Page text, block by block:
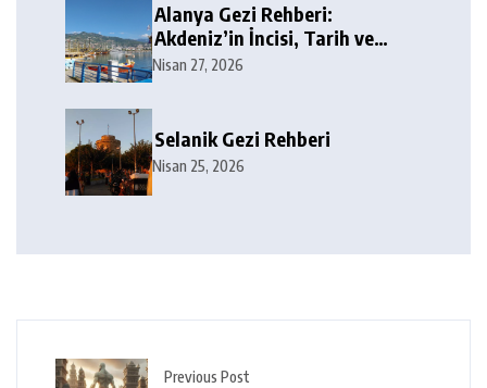
Alanya Gezi Rehberi:
Akdeniz’in İncisi, Tarih ve
Doğa Harikaları
Nisan 27, 2026
Selanik Gezi Rehberi
Nisan 25, 2026
Previous Post